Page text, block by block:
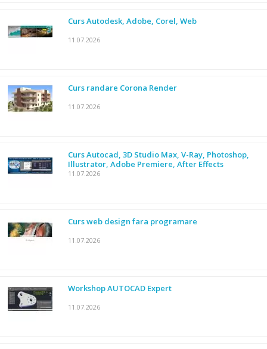
Curs Autodesk, Adobe, Corel, Web
11.07.2026
Curs randare Corona Render
11.07.2026
Curs Autocad, 3D Studio Max, V-Ray, Photoshop,
Illustrator, Adobe Premiere, After Effects
11.07.2026
Curs web design fara programare
11.07.2026
Workshop AUTOCAD Expert
11.07.2026